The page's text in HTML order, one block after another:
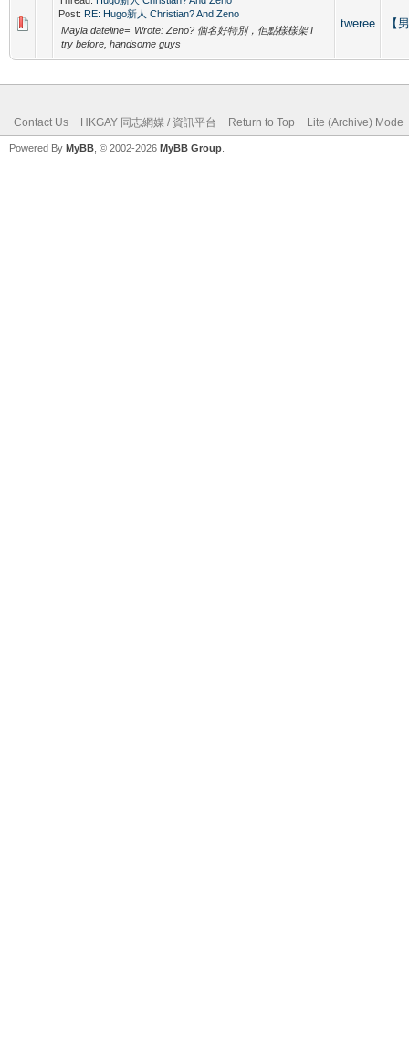
Post: RE: Hugo新人 Christian? And Zeno
Mayla dateline=' Wrote: Zeno? 個名好特別，佢點樣樣架 I
try before, handsome guys
tweree 【
Contact Us HKGAY 同志網媒 / 資訊平台 Return to Top Lite (Archive) Mode
Powered By MyBB , © 2002-2026 MyBB Group